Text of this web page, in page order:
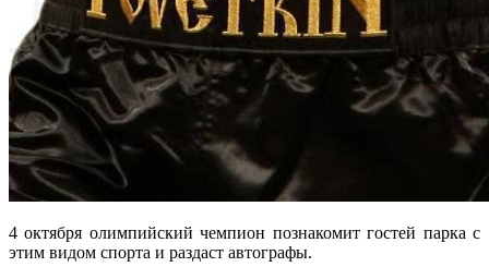
4 октября олимпийский чемпион познакомит гостей парка с
этим видом спорта и раздаст автографы.